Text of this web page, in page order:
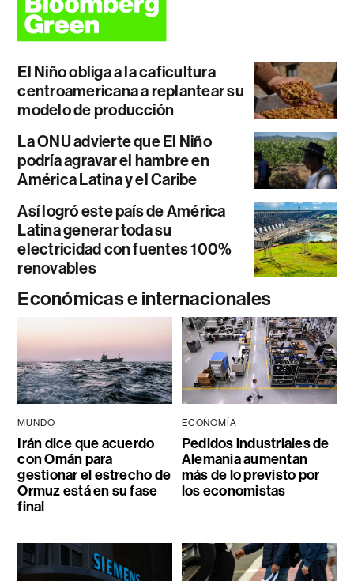
El Niño obliga a la caficultura
centroamericana a replantear su
modelo de producción
La ONU advierte que El Niño
podría agravar el hambre en
América Latina y el Caribe
Así logró este país de América
Latina generar toda su
electricidad con fuentes 100%
renovables
Económicas e internacionales
MUNDO
Irán dice que acuerdo
con Omán para
gestionar el estrecho de
Ormuz está en su fase
final
ECONOMÍA
Pedidos industriales de
Alemania aumentan
más de lo previsto por
los economistas